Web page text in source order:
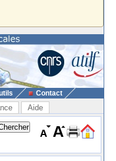
Contact
Aide